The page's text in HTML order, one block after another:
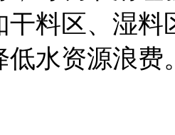
干料区、湿
低水资源浪费